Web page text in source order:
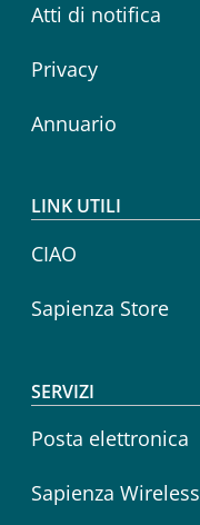
Atti di notifica
Privacy
Annuario
LINK UTILI
CIAO
Sapienza Store
SERVIZI
Posta elettronica
Sapienza Wireless